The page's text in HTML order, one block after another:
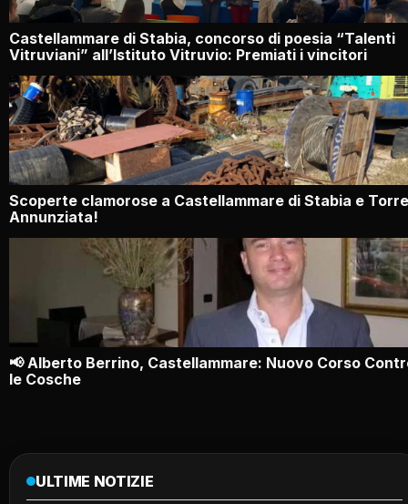
Castellammare di Stabia, concorso di poesia “Talenti
Vitruviani” all’Istituto Vitruvio: Premiati i vincitori
Scoperte clamorose a Castellammare di Stabia e Torre
Annunziata!
📢 Alberto Berrino, Castellammare: Nuovo Corso
le Cosche
ULTIME NOTIZIE